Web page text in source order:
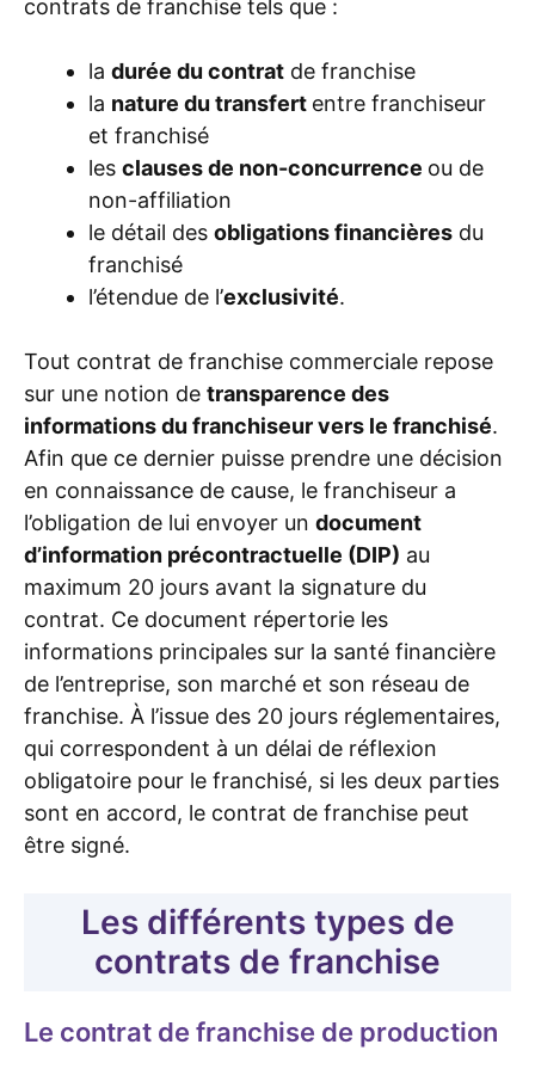
contrats de franchise tels que :
la durée du contrat de franchise
la nature du transfert entre franchiseur
et franchisé
les clauses de non-concurrence ou de
non-affiliation
le détail des obligations financières du
franchisé
l’étendue de l’exclusivité.
Tout contrat de franchise commerciale repose
sur une notion de transparence des
informations du franchiseur vers le franchisé.
Afin que ce dernier puisse prendre une décision
en connaissance de cause, le franchiseur a
l’obligation de lui envoyer un document
d’information précontractuelle (DIP) au
maximum 20 jours avant la signature du
contrat. Ce document répertorie les
informations principales sur la santé financière
de l’entreprise, son marché et son réseau de
franchise. À l’issue des 20 jours réglementaires,
qui correspondent à un délai de réflexion
obligatoire pour le franchisé, si les deux parties
sont en accord, le contrat de franchise peut
être signé.
Les différents types de
contrats de franchise
Le contrat de franchise de production